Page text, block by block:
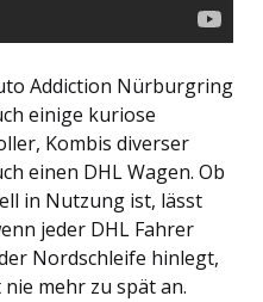
Addiction Nürburgring
einige kuriose
Kombis diverser
einen DHL Wagen. Ob
in Nutzung ist, lässt
jeder DHL Fahrer
Nordschleife hinlegt,
mehr zu spät an.